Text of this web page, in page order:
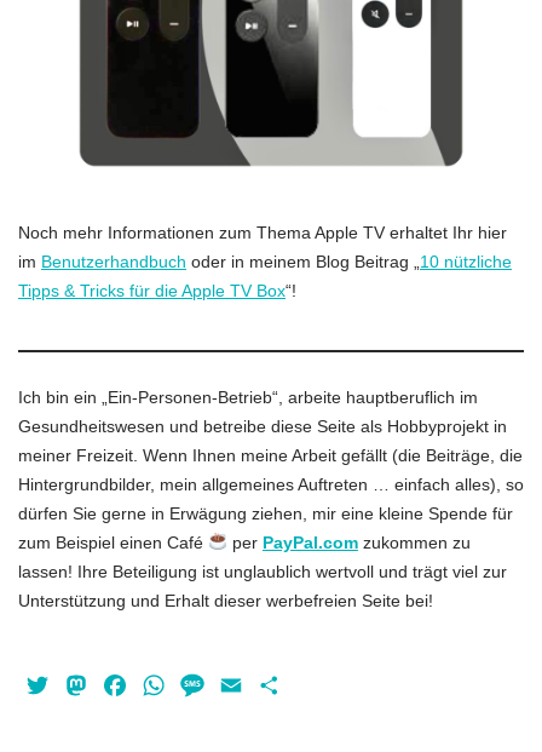
Noch mehr Informationen zum Thema Apple TV erhaltet Ihr hier
im Benutzerhandbuch oder in meinem Blog Beitrag „ 10 nützliche
Tipps & Tricks für die Apple TV Box“!
Ich bin ein „Ein-Personen-Betrieb“, arbeite hauptberuflich im
Gesundheitswesen und betreibe diese Seite als Hobbyprojekt in
meiner Freizeit. Wenn Ihnen meine Arbeit gefällt (die Beiträge, die
Hintergrundbilder, mein allgemeines Auftreten … einfach alles), so
dürfen Sie gerne in Erwägung ziehen, mir eine kleine Spende für
zum Beispiel einen Café
per PayPal.comzukommen zu
lassen! Ihre Beteiligung ist unglaublich wertvoll und trägt viel zur
Unterstützung und Erhalt dieser werbefreien Seite bei!
TwitterMastodonFacebookWhatsAppMessage
Email